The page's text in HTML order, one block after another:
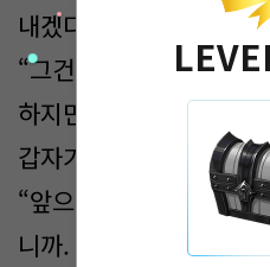
내겠다고 말한 기억이 나
“그건 저 아니었어요.
하지만 성인 되면 보내
갑자기 그건 왜 물어 보
“앞으로 다른 나라로 가
니까. 외국으로 넘어가